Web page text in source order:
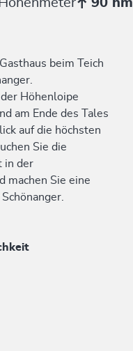
Höhenmeter 90 hm
beim Teich
Höhenloipe
am Ende des Tales
auf die höchsten
Sie die
in der
machen Sie eine